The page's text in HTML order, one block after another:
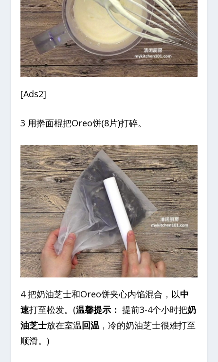
[Ads2]
3 用擀面棍把Oreo饼(8片)打碎。
4 把奶油芝士和Oreo饼夹心内馅混合，以中
速打至松发。(温馨提示： 提前3-4个小时把奶
油芝士放在室温回温 ，冷的奶油芝士很难打至
顺滑。)